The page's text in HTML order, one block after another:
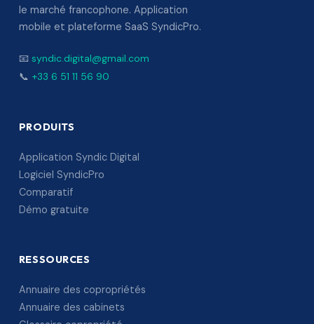
le marché francophone. Application
mobile et plateforme SaaS SyndicPro.
📧 syndic.digital@gmail.com
📞 +33 6 51 11 56 90
PRODUITS
Application Syndic Digital
Logiciel SyndicPro
Comparatif
Démo gratuite
RESSOURCES
Annuaire des copropriétés
Annuaire des cabinets